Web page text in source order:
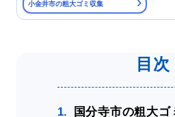
小金井市の粗大ゴミ収集
国分寺市の粗大ゴ